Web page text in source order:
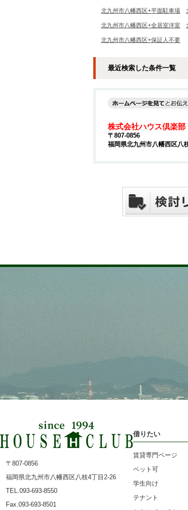
北九州市八幡西区+平面駐車場
北九州市八幡西区+全居室洋室
北九州市八幡西区+保証人不要
最近検索した条件一覧
株式会社ハウス倶楽
〒807-0856
福岡県北九州市八幡西区八
〒807-0856
福岡県北九州市八幡西区八枝4丁目2-26
TEL.093-693-8550
Fax.093-693-8501
借りたい
賃貸専門ページ
ペット可
学生向け
テナント